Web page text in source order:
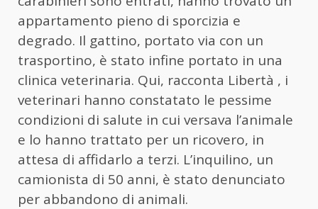
appartamento pieno di sporcizia e
degrado. Il gattino, portato via con un
trasportino, è stato infine portato in una
clinica veterinaria. Qui, racconta Libertà , i
veterinari hanno constatato le pessime
condizioni di salute in cui versava l’animale
e lo hanno trattato per un ricovero, in
attesa di affidarlo a terzi. L’inquilino, un
camionista di 50 anni, è stato denunciato
per abbandono di animali.